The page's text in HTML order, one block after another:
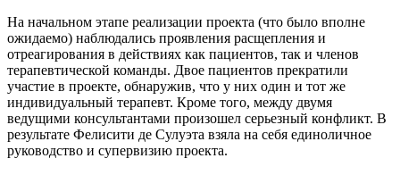
На начальном этапе реализации проекта (что было вполне
ожидаемо) наблюдались проявления расщепления и
отреагирования в действиях как пациентов, так и членов
терапевтической команды. Двое пациентов прекратили
участие в проекте, обнаружив, что у них один и тот же
индивидуальный терапевт. Кроме того, между двумя
ведущими консультантами произошел серьезный конфликт. В
результате Фелисити де Сулуэта взяла на себя единоличное
руководство и супервизию проекта.